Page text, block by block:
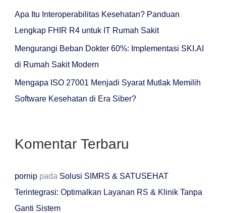
n
u
k
:
Apa Itu Interoperabilitas Kesehatan? Panduan
Lengkap FHIR R4 untuk IT Rumah Sakit
Mengurangi Beban Dokter 60%: Implementasi SKI.AI
di Rumah Sakit Modern
Mengapa ISO 27001 Menjadi Syarat Mutlak Memilih
Software Kesehatan di Era Siber?
Komentar Terbaru
pornippada Solusi SIMRS & SATUSEHAT
Terintegrasi: Optimalkan Layanan RS & Klinik Tanpa
Ganti Sistem